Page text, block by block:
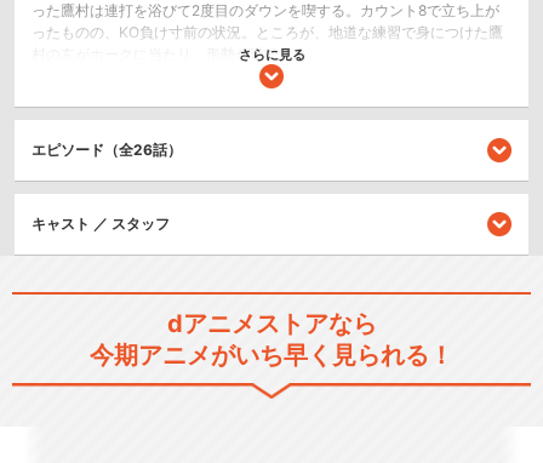
った鷹村は連打を浴びて2度目のダウンを喫する。カウント8で立ち上が
ったものの、KO負け寸前の状況。ところが、地道な練習で身につけた鷹
村の左がホークに当たり、形勢が逆転する。
シリーズ／関連のアニメ作品
はじめの一歩 Rising
さらに見る
エピソード（全26話）
キャスト ／ スタッフ
dアニメストアなら
今期アニメがいち早く見られる！